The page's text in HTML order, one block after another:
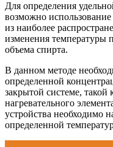
Для определения
возможно
из наиболее
изменения температуры
объема спирта.
В данном методе
определенной
закрытой системе,
нагревательного
устройства необходимо
определенной